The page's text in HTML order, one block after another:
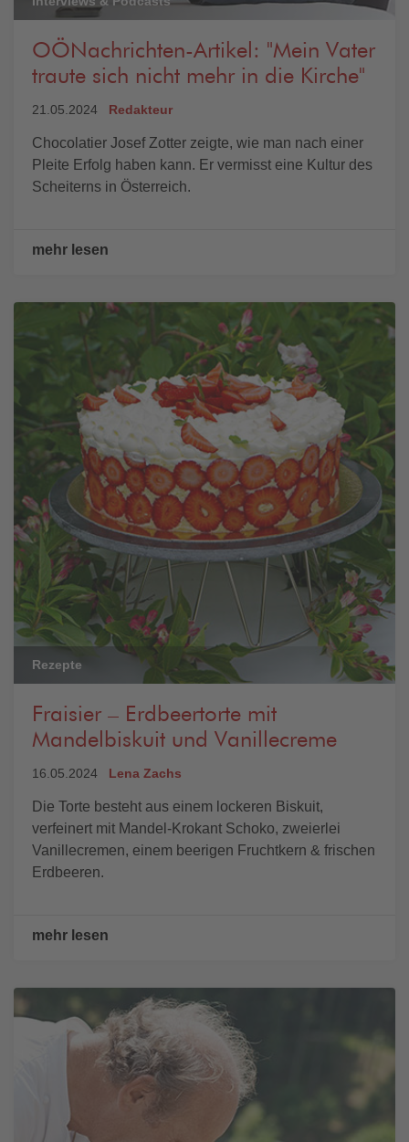
OÖNachrichten-Artikel: "Mein Vater
traute sich nicht mehr in die Kirche"
21.05.2024 Redakteur
Chocolatier Josef Zotter zeigte, wie man nach einer
Pleite Erfolg haben kann. Er vermisst eine Kultur des
Scheiterns in Österreich.
mehr lesen
Rezepte
Fraisier – Erdbeertorte mit
Mandelbiskuit und Vanillecreme
16.05.2024 Lena Zachs
Die Torte besteht aus einem lockeren Biskuit,
verfeinert mit Mandel-Krokant Schoko, zweierlei
Vanillecremen, einem beerigen Fruchtkern & frischen
Erdbeeren.
mehr lesen